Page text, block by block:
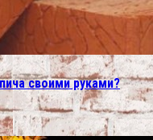
своими руками?